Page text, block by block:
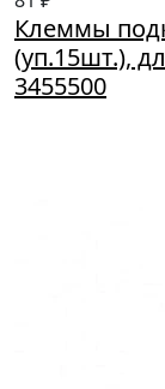
Клеммы
(уп.15шт.),
3455500